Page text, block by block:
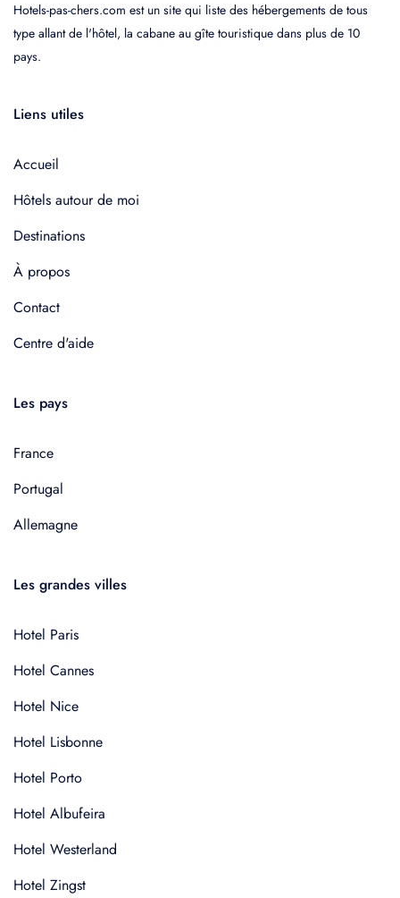
Hotels-pas-chers.com est un site qui liste des hébergements de tous
type allant de l'hôtel, la cabane au gîte touristique dans plus de 10
pays.
Liens utiles
Accueil
Hôtels autour de moi
Destinations
À propos
Contact
Centre d'aide
Les pays
France
Portugal
Allemagne
Les grandes villes
Hotel Paris
Hotel Cannes
Hotel Nice
Hotel Lisbonne
Hotel Porto
Hotel Albufeira
Hotel Westerland
Hotel Zingst